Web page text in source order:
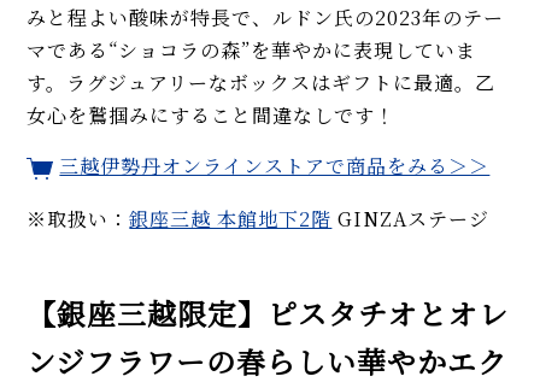
みと程よい酸味が特長で、ルドン氏の2023年のテー
マである“ショコラの森”を華やかに表現していま
す。ラグジュアリーなボックスはギフトに最適。乙
女心を鷲掴みにすること間違なしです！
三越伊勢丹オンラインストアで商品をみる＞＞
※取扱い：銀座三越 本館地下2階 GINZAステージ
【銀座三越限定】ピスタチオとオレ
ンジフラワーの春らしい華やかエク